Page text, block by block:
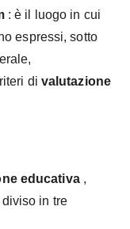
: è il luogo in cui
espressi, sotto
di valutazione
educativa,
in tre